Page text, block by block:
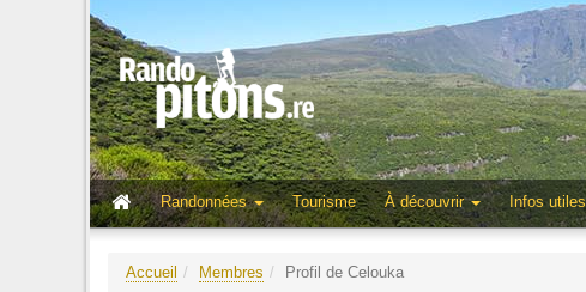
Randonnées
Tourisme À découvrir Infos
Accueil Membres Profil de Celouka